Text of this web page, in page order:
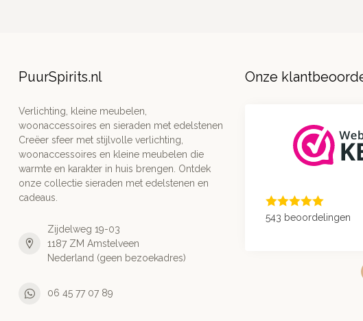
PuurSpirits.nl
Verlichting, kleine meubelen,
woonaccessoires en sieraden met edelstenen
Creëer sfeer met stijlvolle verlichting,
woonaccessoires en kleine meubelen die
warmte en karakter in huis brengen. Ontdek
onze collectie sieraden met edelstenen en
cadeaus.
Zijdelweg 19-03
1187 ZM Amstelveen
Nederland (geen bezoekadres)
06 45 77 07 89
Onze
543 beoordelingen